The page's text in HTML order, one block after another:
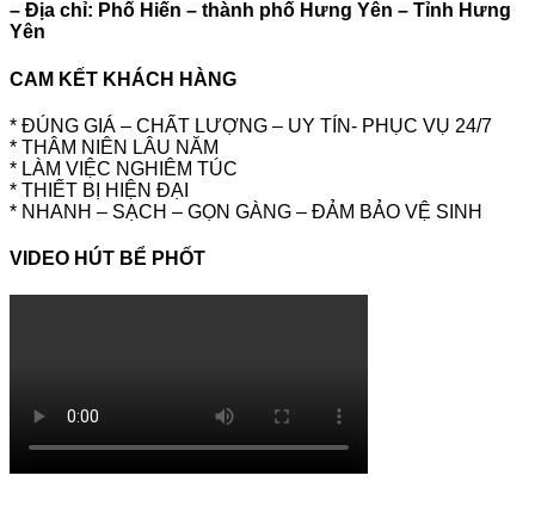
– Địa chỉ: Phố Hiến – thành phố Hưng Yên – Tỉnh Hưng
Yên
CAM KẾT KHÁCH HÀNG
* ĐÚNG GIÁ – CHẤT LƯỢNG – UY TÍN- PHỤC VỤ 24/7
* THÂM NIÊN LÂU NĂM
* LÀM VIỆC NGHIÊM TÚC
* THIẾT BỊ HIỆN ĐẠI
* NHANH – SẠCH – GỌN GÀNG – ĐẢM BẢO VỆ SINH
VIDEO HÚT BỂ PHỐT